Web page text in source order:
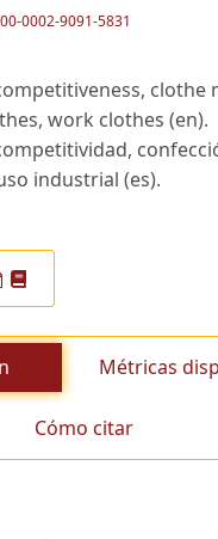
0002-9091-5831
clothe
work clothes (en).
industrial (es).
Métricas
Cómo citar